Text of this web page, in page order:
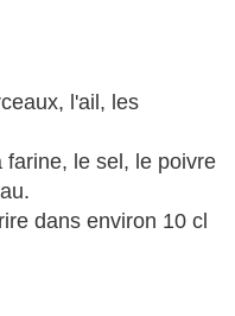
l'ail, les
le sel, le poivre
dans environ 10 cl